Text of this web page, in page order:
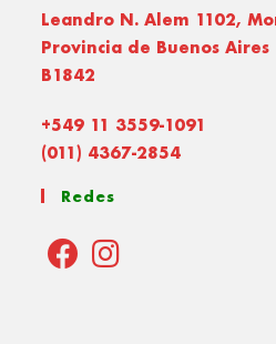
Leandro N. Alem 1102,
Provincia de Buenos Aires
B1842
+549 11 3559-1091
(011) 4367-2854
Redes